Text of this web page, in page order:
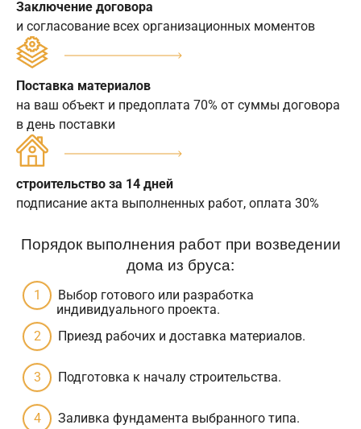
Заключение договора
и согласование всех организационных моментов
Поставка материалов
на ваш объект и предоплата 70% от суммы договора
в день поставки
строительство за 14 дней
подписание акта выполненных работ, оплата 30%
Порядок выполнения работ при возведении
дома из бруса:
Выбор готового или разработка
индивидуального проекта.
Приезд рабочих и доставка материалов.
Подготовка к началу строительства.
Заливка фундамента выбранного типа.